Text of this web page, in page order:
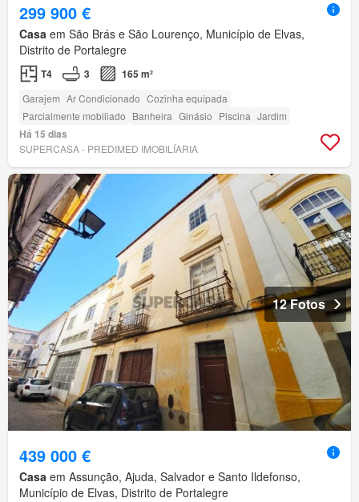
299 900 €
Casa em São Brás e São Lourenço, Município de Elvas,
Distrito de Portalegre
T4 3 165 m²
Garajem Ar Condicionado Cozinha equipada
Parcialmente mobiliado Banheira Ginásio Piscina Jardim
Há 15 dias
SUPERCASA - PREDIMED IMOBILÍARIA
12 Fotos
439 000 €
Casa em Assunção, Ajuda, Salvador e Santo Ildefonso,
Município de Elvas, Distrito de Portalegre